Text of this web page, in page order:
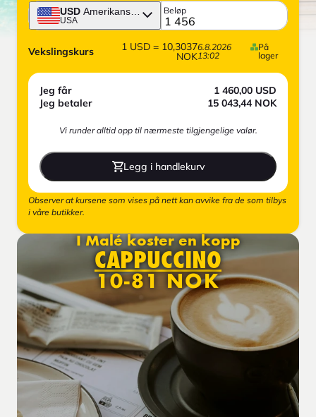
USD Amerikansk dollar
USA
Beløp
Vekslingskurs 1 USD= 10,3037
NOK
6.8.2026
13:02
På
lager
Jeg får 1 460,00 USD
Jeg betaler
15 043,44 NOK
Vi runder alltid opp til nærmeste tilgjengelige valør.
Legg i handlekurv
Observer at kursene som vises på nett kan avvike fra de som tilbys
i våre butikker.
I Malé koster en kopp
CAPPUCCINO
10-81 NOK